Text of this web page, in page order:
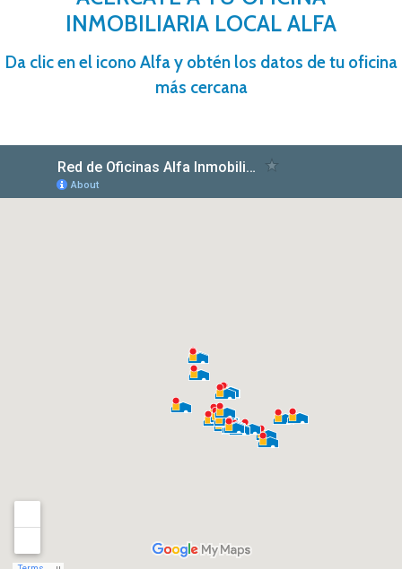
INMOBILIARIA LOCAL ALFA
Da clic en el icono Alfa y obtén los datos de tu oficina
más cercana